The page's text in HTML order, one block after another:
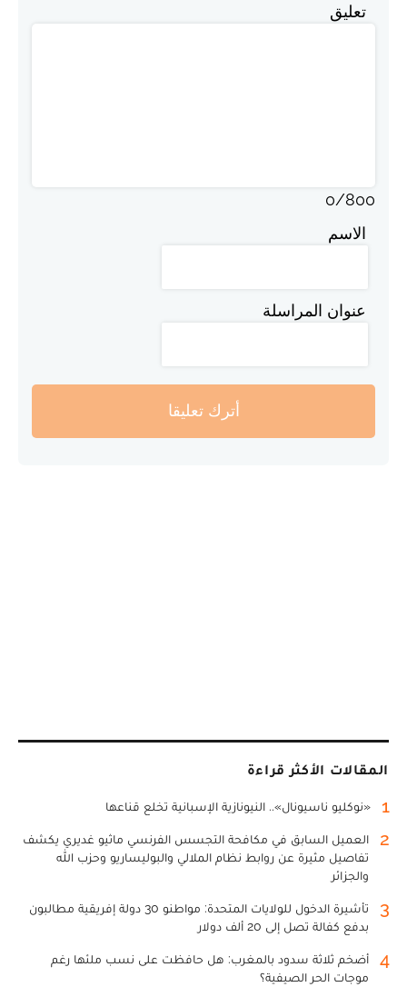
تعليق
0/800
الاسم
عنوان المراسلة
أترك تعليقا
المقالات الأكثر قراءة
1 «نوكليو ناسيونال».. النيونازية الإسبانية تخلع قناعها
2
العميل السابق في مكافحة التجسس الفرنسي ماثيو غديري يكشف
تفاصيل مثيرة عن روابط نظام الملالي والبوليساريو وحزب الله
والجزائر
3
تأشيرة الدخول للولايات المتحدة: مواطنو 30 دولة إفريقية مطالبون
بدفع كفالة تصل إلى 20 ألف دولار
4
أضخم ثلاثة سدود بالمغرب: هل حافظت على نسب ملئها رغم
موجات الحر الصيفية؟